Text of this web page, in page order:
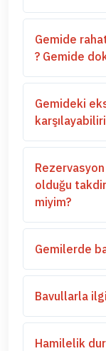
Gemide
? Gemide
Gemideki
olduğu
miyim?
Gemilerde
Bavullarla
Hamilelik